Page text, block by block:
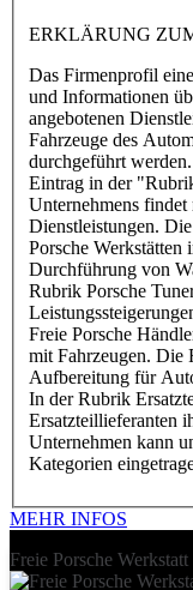
ERKLÄRUNG
Das Firmenprofil
und Informationen
angebotenen
Fahrzeuge des
durchgeführt
Eintrag in der
Unternehmens
Dienstleistungen.
Porsche Werkstätten
Durchführung von
Rubrik Porsche
Freie Porsche
mit Fahrzeugen. Die
Aufbereitung für
In der Rubrik
Ersatzteillieferanten
Unternehmen kann
Kategorien
MEHR INFOS
Freie Porsche Werkstatt